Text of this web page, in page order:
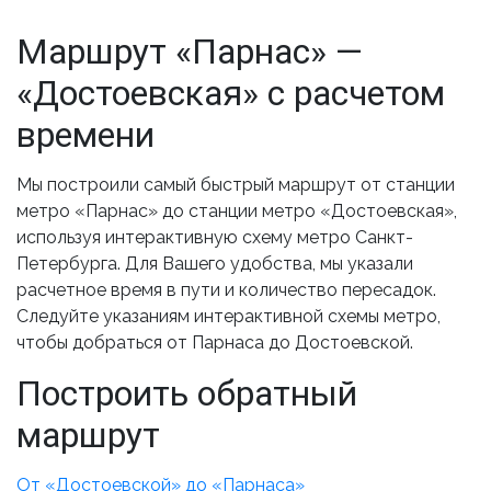
Маршрут «Парнас» —
«Достоевская» с расчетом
времени
Мы построили самый быстрый маршрут от станции
метро «Парнас» до станции метро «Достоевская»,
используя интерактивную схему метро Санкт-
Петербурга. Для Вашего удобства, мы указали
расчетное время в пути и количество пересадок.
Следуйте указаниям интерактивной схемы метро,
чтобы добраться от Парнаса до Достоевской.
Построить обратный
маршрут
От «Достоевской» до «Парнаса»